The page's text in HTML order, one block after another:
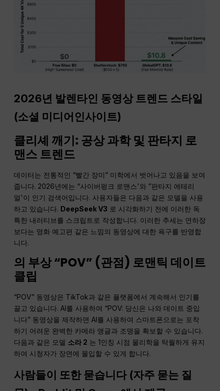
2026년 발렌타인 동영상 트렌드 스타일
(소셜 미디어 인사이트)
클리셰 깨기: 공상 과학 및 판타지 로
맨스 트렌드
데이터는 전통적인 “빨간 장미” 미학에서 벗어나고 있음을 보여
줍니다. 2026년에는 “사이버펑크 로맨스'와 ”판타지 에테리
얼'이 인기 검색어입니다. 사용자들은 다음과 같은 모델을 사용
하고 있습니다. DeepSeek V3 로 시각화하기 전에 이러한 독
특한 내러티브를 스크립트로 작성합니다. 이러한 추세는 연하장
보다는 영화 예고편 같은 느낌의 동영상에 대한 욕구를 반영합
니다.
의 부상 “POV” (관점) 로맨틱 데이트
클립
“POV” 동영상은 TikTok과 같은 플랫폼에서 계속해서 인기를
끌고 있습니다. AI를 사용하여 “POV: 당신은 나와 데이트 중입
니다” 동영상을 제작하면 AI를 사용하여 스마트폰으로는 포착
하기 어려운 완벽한 카메라 앵글과 조명을 확보할 수 있습니다.
다음과 같은 모델 소라 2 는 1인칭 시점 물리학을 탁월하게 유지
하여 시청자가 장면에 몰입할 수 있게 합니다.
사람들이 또한 묻습니다 (자주 묻는 질